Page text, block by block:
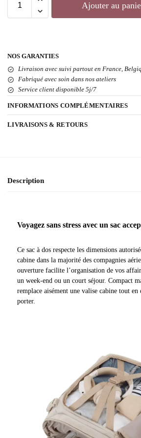
Ajouter au
NOS GARANTIES
Livraison avec suivi partout en France,
Fabriqué avec soin dans nos ateliers
Service client disponible 5j/7
INFORMATIONS COMPLÉMENTAIRES
LIVRAISONS & RETOURS
Description
Voyagez sans stress avec un sac
Ce sac à dos respecte les dimensions
cabine dans la majorité des compagnies
ouverture facilite l’organisation de vos
un week-end ou un court séjour. Compact
remplace aisément une valise cabine tout en
porter.